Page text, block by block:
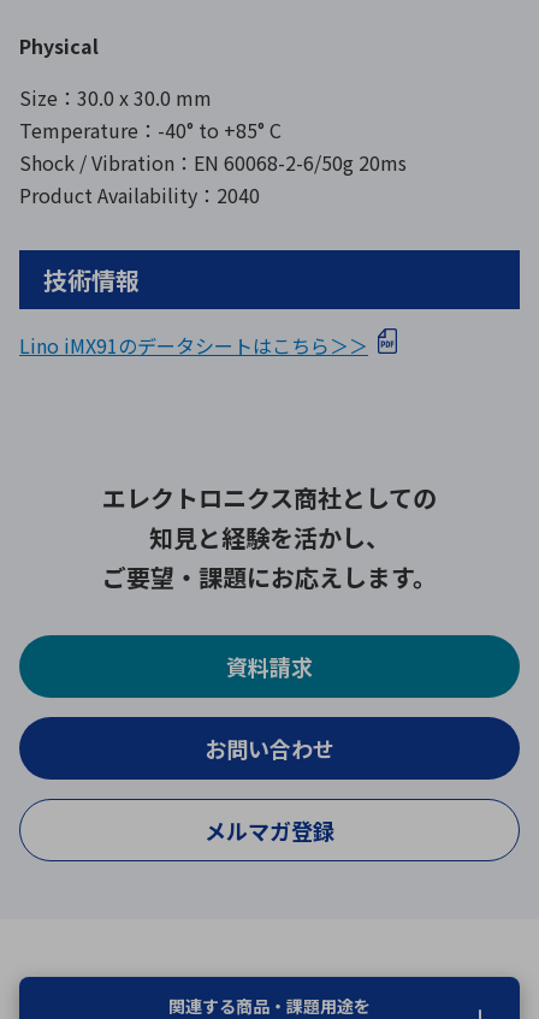
Physical
Size：30.0 x 30.0 mm
Temperature：-40° to +85° C
Shock / Vibration：EN 60068-2-6/50g 20ms
Product Availability：2040
技術情報
Lino iMX91のデータシートはこちら＞＞
エレクトロニクス商社としての
知見と経験を活かし、
ご要望・課題にお応えします。
資料請求
お問い合わせ
メルマガ登録
関連する商品・課題用途を